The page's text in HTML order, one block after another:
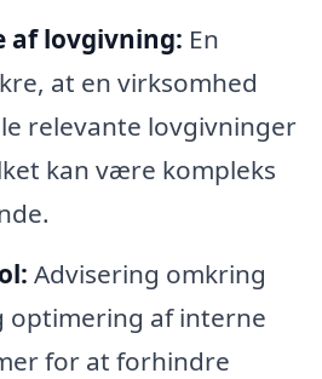
af lovgivning: En
at en virksomhed
relevante lovgivninger
kan være kompleks
Advisering omkring
optimering af interne
for at forhindre